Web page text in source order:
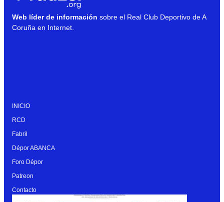
Web líder de información sobre el Real Club Deportivo de A
Coruña en Internet.
INICIO
RCD
Fabril
Dépor ABANCA
Foro Dépor
Patreon
Contacto